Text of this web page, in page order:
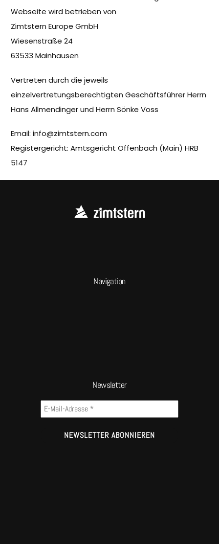
Webseite wird betrieben von
Zimtstern Europe GmbH
Wiesenstraße 24
63533 Mainhausen
Vertreten durch die jeweils
einzelvertretungsberechtigten Geschäftsführer Herrn
Hans Allmendinger und Herrn Sönke Voss
Email:info@zimtstern.com
Registergericht: Amtsgericht Offenbach (Main) HRB
5147
Navigation
Newsletter